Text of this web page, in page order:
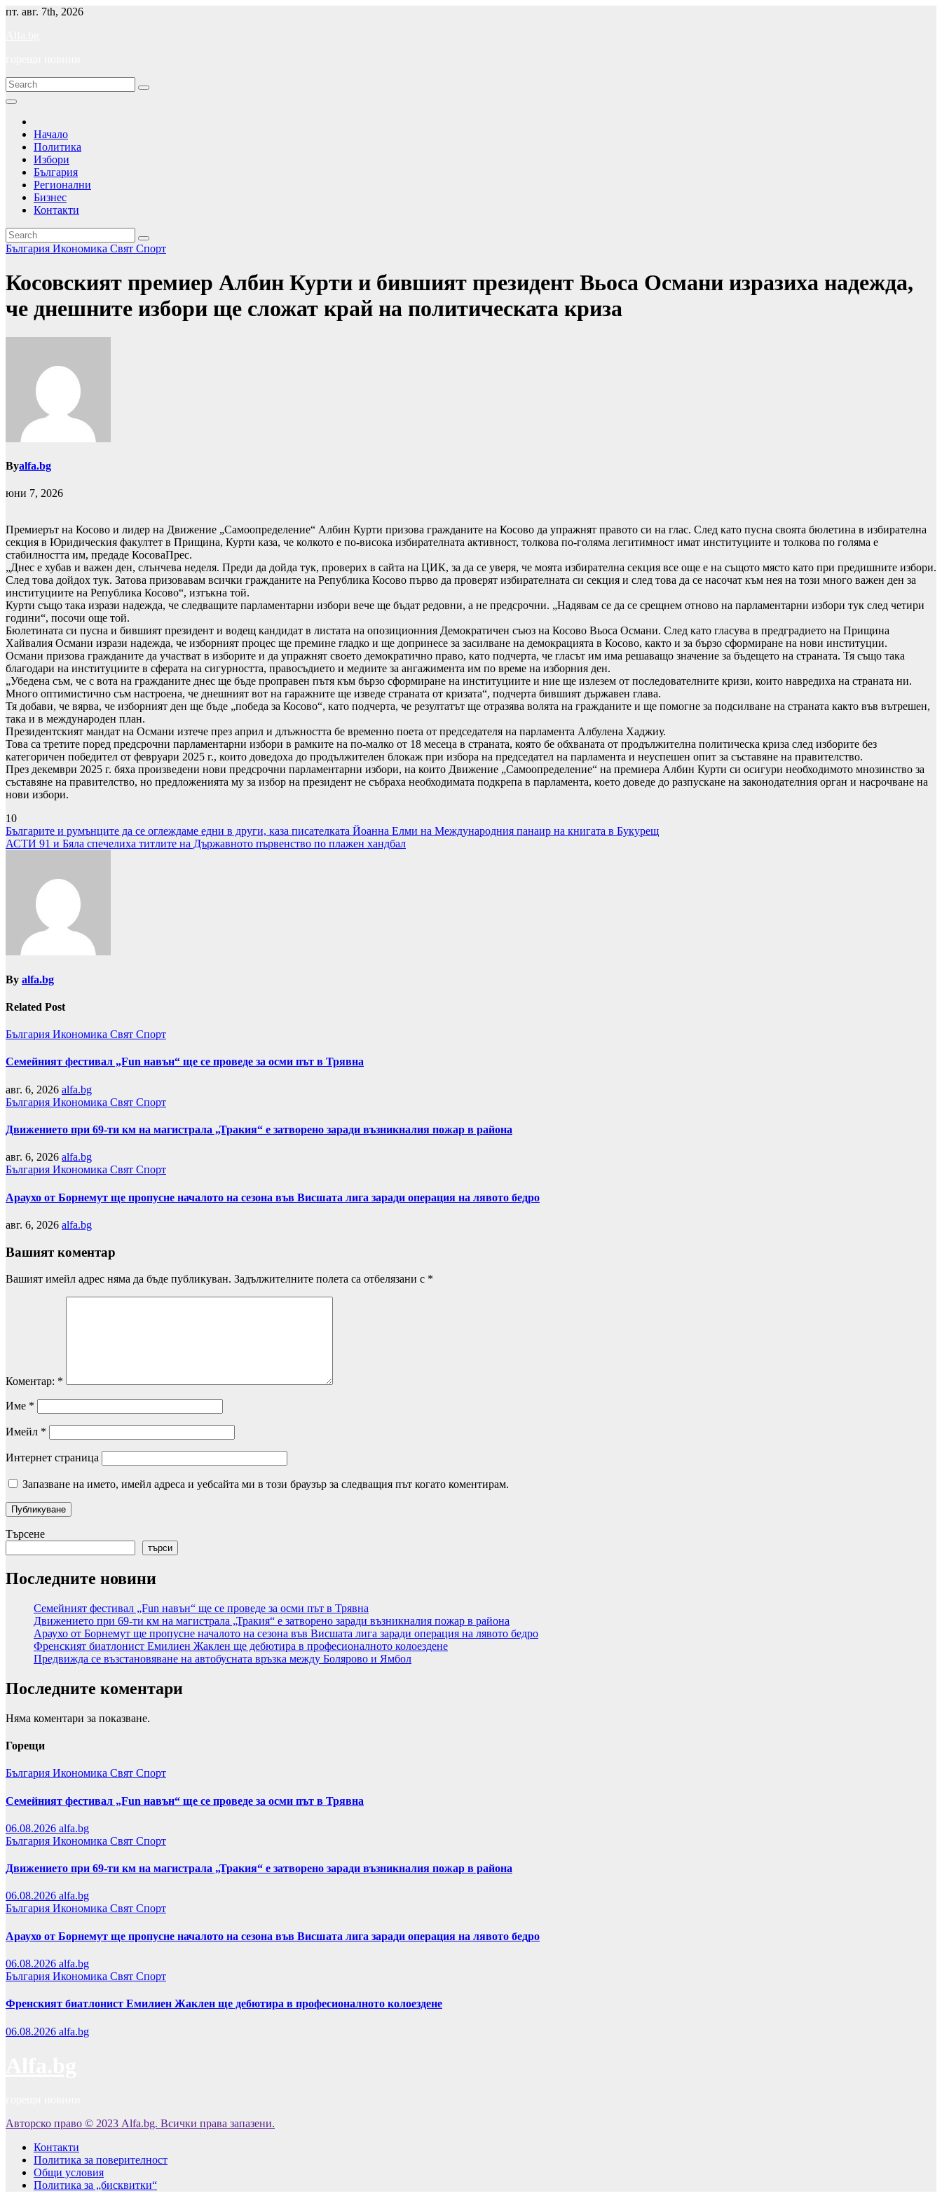
Skip
пт. авг. 7th, 2026
Начало
Политика
Избори
България
Регионални
Бизнес
Контакти
България Икономика Свят Спорт
Косовският премиер Албин Курти и бившият президент Вьоса Османи изразиха надежда,
че днешните избори ще сложат край на политическата криза
Byalfa.bg
юни 7, 2026
Премиерът на Косово и лидер на Движение „Самоопределение“ Албин Курти призова гражданите на Косово да упражнят правото си на глас. След като пусна своята бюлетина в избирателна
секция в Юридическия факултет в Прищина, Курти каза, че колкото е по-висока избирателната активност, толкова по-голяма легитимност имат институциите и толкова по голяма е
стабилността им, предаде КосоваПрес.
„Днес е хубав и важен ден, слънчева неделя. Преди да дойда тук, проверих в сайта на ЦИК, за да се уверя, че моята избирателна секция все още е на същото място като при предишните избори.
След това дойдох тук. Затова призовавам всички гражданите на Република Косово първо да проверят избирателната си секция и след това да се насочат към нея на този много важен ден за
институциите на Република Косово“, изтъкна той.
Курти също така изрази надежда, че следващите парламентарни избори вече ще бъдат редовни, а не предсрочни. „Надявам се да се срещнем отново на парламентарни избори тук след четири
години“, посочи още той.
Бюлетината си пусна и бившият президент и водещ кандидат в листата на опозиционния Демократичен съюз на Косово Вьоса Османи. След като гласува в предградието на Прищина
Хайвалия Османи изрази надежда, че изборният процес ще премине гладко и ще допринесе за засилване на демокрацията в Косово, както и за бързо сформиране на нови институции.
Османи призова гражданите да участват в изборите и да упражнят своето демократично право, като подчерта, че гласът им има решаващо значение за бъдещето на страната. Тя също така
благодари на институциите в сферата на сигурността, правосъдието и медиите за ангажимента им по време на изборния ден.
„Убедена съм, че с вота на гражданите днес ще бъде проправен пътя към бързо сформиране на институциите и ние ще излезем от последователните кризи, които навредиха на страната ни.
Много оптимистично съм настроена, че днешният вот на гаражните ще изведе страната от кризата“, подчерта бившият държавен глава.
Тя добави, че вярва, че изборният ден ще бъде „победа за Косово“, като подчерта, че резултатът ще отразява волята на гражданите и ще помогне за подсилване на страната както във вътрешен,
така и в международен план.
Президентският мандат на Османи изтече през април и длъжността бе временно поета от председателя на парламента Албулена Хаджиу.
Това са третите поред предсрочни парламентарни избори в рамките на по-малко от 18 месеца в страната, която бе обхваната от продължителна политическа криза след изборите без
категоричен победител от февруари 2025 г., които доведоха до продължителен блокаж при избора на председател на парламента и неуспешен опит за съставяне на правителство.
През декември 2025 г. бяха произведени нови предсрочни парламентарни избори, на които Движение „Самоопределение“ на премиера Албин Курти си осигури необходимото мнозинство за
съставяне на правителство, но предложенията му за избор на президент не събраха необходимата подкрепа в парламента, което доведе до разпускане на законодателния орган и насрочване на
нови избори.
10
Навигация
Българите и румънците да се оглеждаме едни в други, каза писателката Йоанна Елми на Международния панаир на книгата в Букурещ
АСТИ 91 и Бяла спечелиха титлите на Държавното първенство по плажен хандбал
By alfa.bg
Related Post
България Икономика Свят Спорт
Семейният фестивал „Fun навън“ ще се проведе за осми път в Трявна
авг. 6, 2026 alfa.bg
България Икономика Свят Спорт
Движението при 69-ти км на магистрала „Тракия“ е затворено заради възникналия пожар в района
авг. 6, 2026 alfa.bg
България Икономика Свят Спорт
Араухо от Борнемут ще пропусне началото на сезона във Висшата лига заради операция на лявото бедро
авг. 6, 2026 alfa.bg
Вашият коментар
Вашият имейл адрес няма да бъде публикуван. Задължителните полета са отбелязани с *
Коментар: *
Име *
Имейл *
Интернет страница
Запазване на името, имейл адреса и уебсайта ми в този браузър за следващия път когато коментирам.
Търсене
търси
Последните новини
Семейният фестивал „Fun навън“ ще се проведе за осми път в Трявна
Движението при 69-ти км на магистрала „Тракия“ е затворено заради възникналия пожар в района
Араухо от Борнемут ще пропусне началото на сезона във Висшата лига заради операция на лявото бедро
Френският биатлонист Емилиен Жаклен ще дебютира в професионалното колоездене
Предвижда се възстановяване на автобусната връзка между Болярово и Ямбол
Последните коментари
Няма коментари за показване.
Горещи
България Икономика Свят Спорт
Семейният фестивал „Fun навън“ ще се проведе за осми път в Трявна
06.08.2026 alfa.bg
България Икономика Свят Спорт
Движението при 69-ти км на магистрала „Тракия“ е затворено заради възникналия пожар в района
06.08.2026 alfa.bg
България Икономика Свят Спорт
Араухо от Борнемут ще пропусне началото на сезона във Висшата лига заради операция на лявото бедро
06.08.2026 alfa.bg
България Икономика Свят Спорт
Френският биатлонист Емилиен Жаклен ще дебютира в професионалното колоездене
06.08.2026 alfa.bg
Авторско право © 2023 Alfa.bg. Всички права запазени.
Контакти
Политика за поверителност
Общи условия
Политика за „бисквитки“